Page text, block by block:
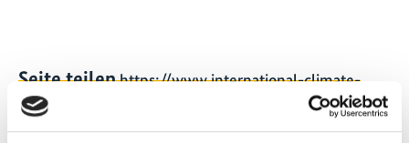
Seite teilenhttps://www.international-climate-
initiative.com/NEWS1368